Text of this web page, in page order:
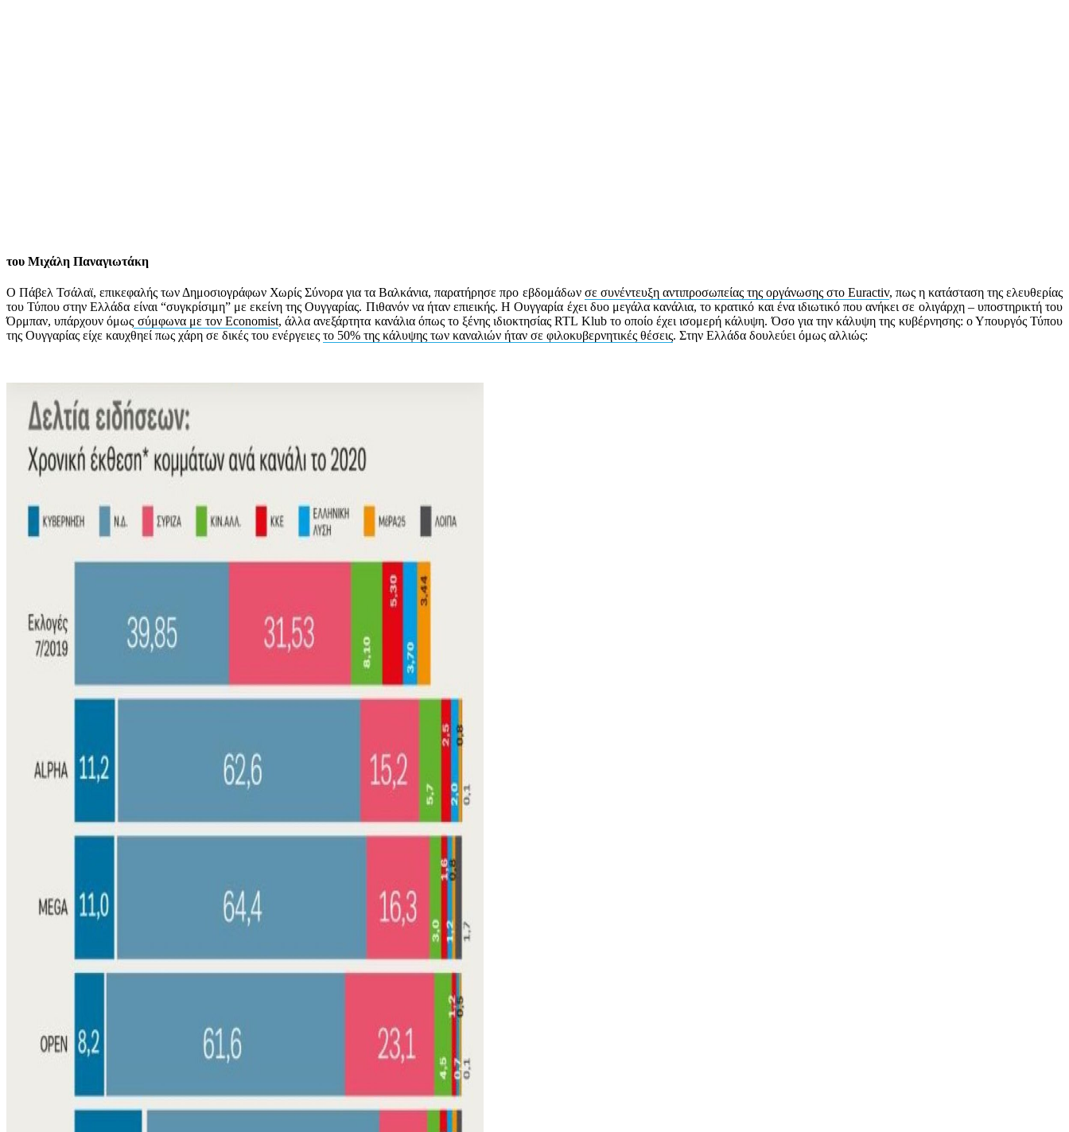
του Μιχάλη Παναγιωτάκη
Ο Πάβελ Τσάλαϊ, επικεφαλής των Δημοσιογράφων Χωρίς Σύνορα για τα Βαλκάνια, παρατήρησε προ εβδομάδων σε συνέντευξη αντιπροσωπείας της οργάνωσης στο Euractiv, πως η κατάσταση της ελευθερίας
του Τύπου στην Ελλάδα είναι “συγκρίσιμη” με εκείνη της Ουγγαρίας. Πιθανόν να ήταν επιεικής. Η Ουγγαρία έχει δυο μεγάλα κανάλια, το κρατικό και ένα ιδιωτικό που ανήκει σε ολιγάρχη – υποστηρικτή του
Όρμπαν, υπάρχουν όμως σύμφωνα με τον Economist, άλλα ανεξάρτητα κανάλια όπως το ξένης ιδιοκτησίας RTL Klub το οποίο έχει ισομερή κάλυψη. Όσο για την κάλυψη της κυβέρνησης: ο Υπουργός Τύπου
της Ουγγαρίας είχε καυχθηεί πως χάρη σε δικές του ενέργειες το 50% της κάλυψης των καναλιών ήταν σε φιλοκυβερνητικές θέσεις. Στην Ελλάδα δουλεύει όμως αλλιώς: